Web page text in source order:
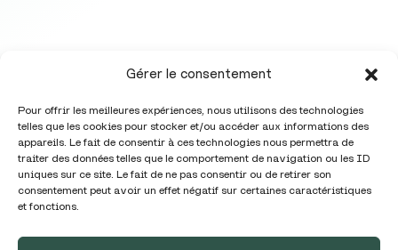
Gérer le consentement
Pour offrir les meilleures expériences, nous utilisons des technologies
telles que les cookies pour stocker et/ou accéder aux informations des
appareils. Le fait de consentir à ces technologies nous permettra de
traiter des données telles que le comportement de navigation ou les ID
uniques sur ce site. Le fait de ne pas consentir ou de retirer son
consentement peut avoir un effet négatif sur certaines caractéristiques
et fonctions.
Téléphone : 05 86 98 01 32